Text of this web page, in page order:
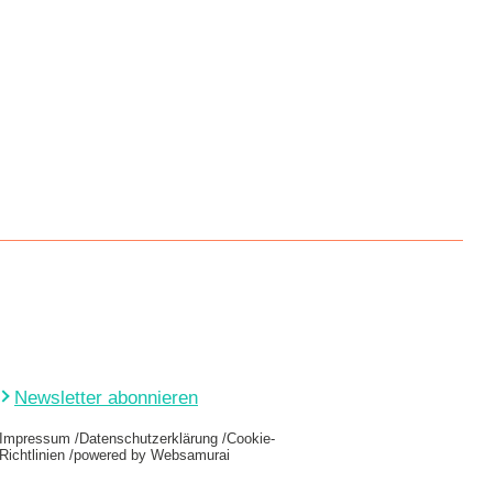
Newsletter abonnieren
Impressum Datenschutzerklärung Cookie-
Richtlinien powered by Websamurai